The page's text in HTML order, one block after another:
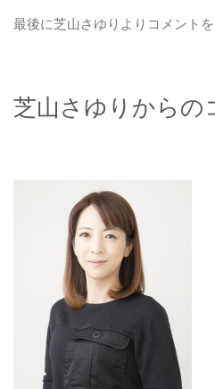
最後に芝山さゆりよりコメント
芝山さゆりからの